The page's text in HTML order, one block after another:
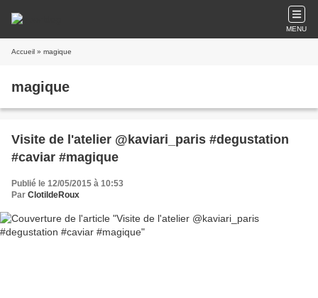
MENU
Accueil » magique
magique
Visite de l'atelier @kaviari_paris #degustation
#caviar #magique
Publié le 12/05/2015 à 10:53
Par ClotildeRoux